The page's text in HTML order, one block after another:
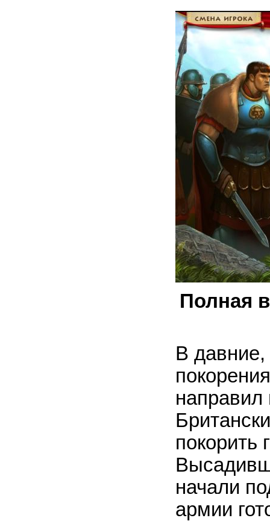
Полная
В
направил
покорить
начали
армии